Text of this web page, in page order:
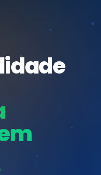
E INTEGRADOS
que
em ISO 27001,
ISO 9001, ISO
— Gestão de